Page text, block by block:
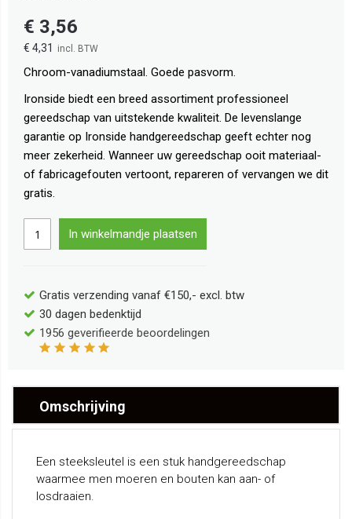
€ 4,31
€ 3,56
Chroom-vanadiumstaal. Goede pasvorm.
Ironside biedt een breed assortiment professioneel
gereedschap van uitstekende kwaliteit. De levenslange
garantie op Ironside handgereedschap geeft echter nog
meer zekerheid. Wanneer uw gereedschap ooit materiaal-
of fabricagefouten vertoont, repareren of vervangen we dit
gratis.
In winkelmandje plaatsen
Gratis verzending vanaf €150,- excl. btw
30 dagen bedenktijd
1956 geverifieerde beoordelingen
Omschrijving
Een steeksleutel is een stuk handgereedschap
waarmee men moeren en bouten kan aan- of
losdraaien.